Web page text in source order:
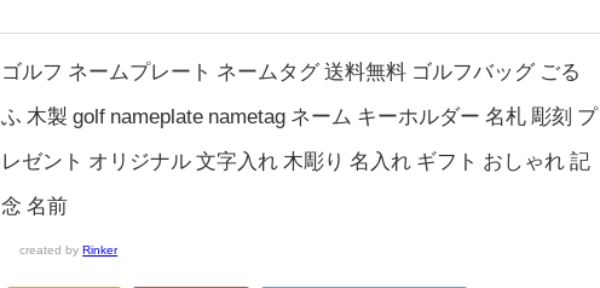
ゴルフ ネームプレート ネームタグ 送料無料 ゴルフバッグ ごる
ふ 木製 golf nameplate nametag ネーム キーホルダー 名札 彫刻 プ
レゼント オリジナル 文字入れ 木彫り 名入れ ギフト おしゃれ 記
念 名前
created byRinker